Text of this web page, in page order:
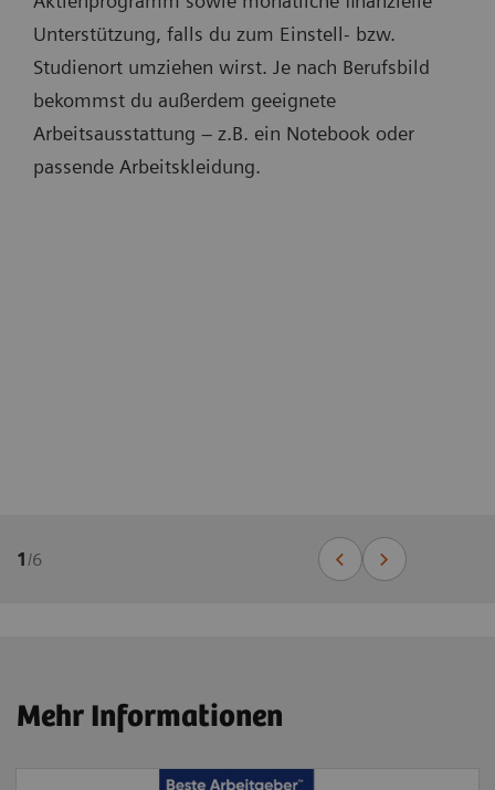
Unterstützung, falls du zum Einstell- bzw.
Studienort umziehen wirst. Je nach Berufsbild
bekommst du außerdem geeignete
Arbeitsausstattung – z.B. ein Notebook oder
passende Arbeitskleidung.
1/6
Mehr Informationen